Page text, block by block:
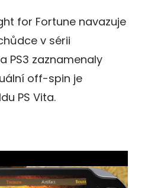
for Fortune navazuje
v sérii
PS3 zaznamenaly
off-spin je
PS Vita.